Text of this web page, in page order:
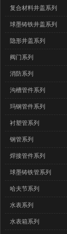
复合材料井盖系列
球墨铸铁井盖系列
隐形井盖系列
阀门系列
消防系列
沟槽管件系列
玛钢管件系列
衬塑管系列
钢管系列
焊接管件系列
球墨铸铁管系列
哈夫节系列
水表系列
水表箱系列